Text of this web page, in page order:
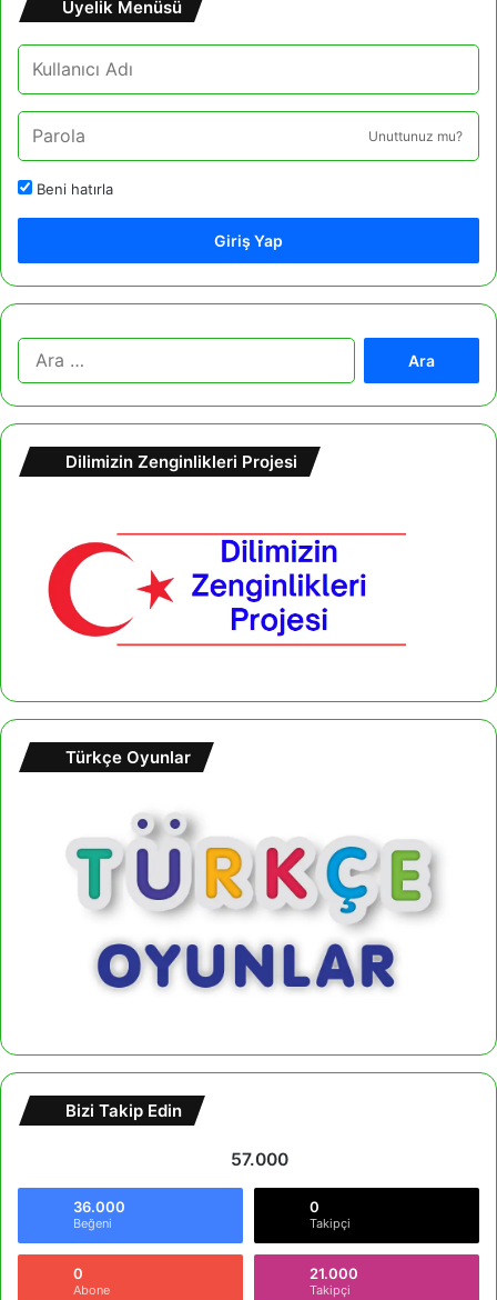
Üyelik Menüsü
Unuttunuz mu?
Beni hatırla
Giriş Yap
m
Dilimizin Zenginlikleri Projesi
Türkçe Oyunlar
Bizi Takip Edin
57.000
36.000
Beğeni
0
Takipçi
0
Abone
21.000
Takipçi